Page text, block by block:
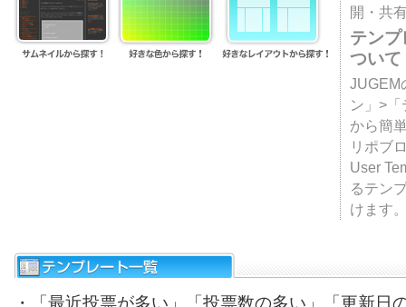
開・共
テン
ついて
JUGEM
ン」>
から簡
リポブ
User
るテン
けます
・「最近投票が多い」「投票数の多い」「更新日